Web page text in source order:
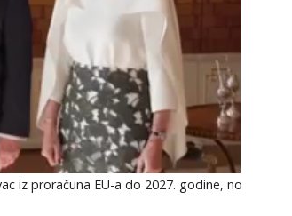
iz proračuna EU-a do 2027. godine, no